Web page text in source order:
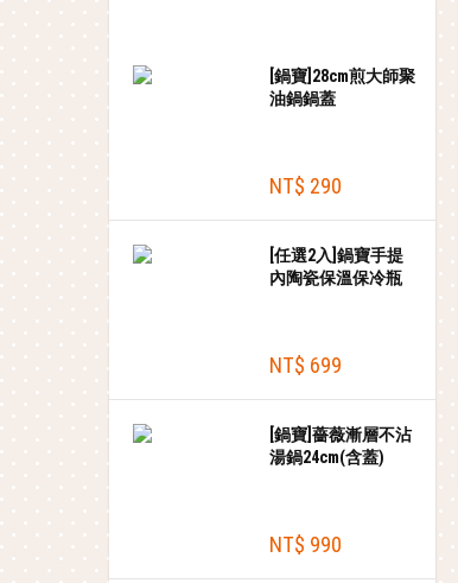
[鍋寶]28cm煎大師聚
油鍋鍋蓋
NT$ 290
[任選2入]鍋寶手提
內陶瓷保溫保冷瓶
NT$ 699
[鍋寶]薔薇漸層不沾
湯鍋24cm(含蓋)
NT$ 990